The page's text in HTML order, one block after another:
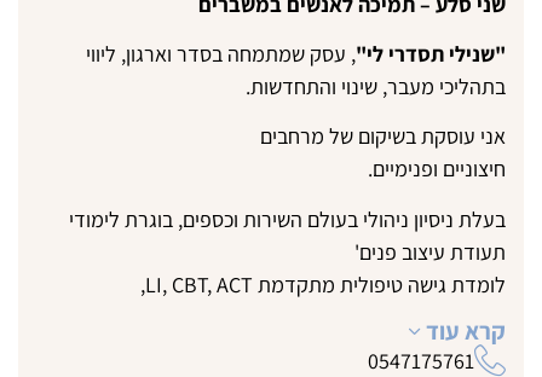
"שנילי תסדרי לי", עסק שמתמחה בסדר וארגון, ליווי
בתהליכי מעבר, שינוי והתחדשות.
אני עוסקת בשיקום של מרחבים
חיצוניים ופנימיים.
בעלת ניסיון ניהולי בעולם השירות וכספים, בוגרת לימודי
תעודת עיצוב פנים'
לומדת גישה טיפולית מתקדמת LI, CBT, ACT,
ואסתטית, הבנה רגשית עמוקה וכלי טיפולי.
קרא עוד
0547175761